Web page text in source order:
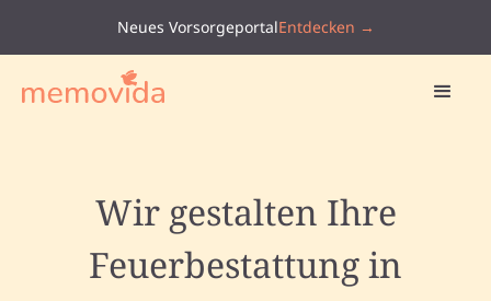
Neues VorsorgeportalEntdecken →
Wir gestalten Ihre
Feuerbestattung in